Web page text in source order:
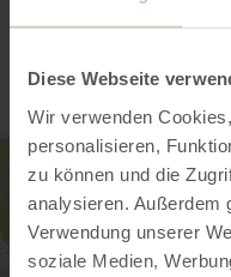
Diese Webseite
Wir verwenden
personalisieren,
zu können und die
analysieren. Außerdem
Verwendung unserer
soziale Medien,
Kontakt